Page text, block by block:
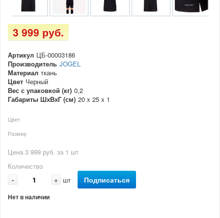
3 999 руб.
Артикул ЦБ-00003186
Производитель JOGEL
Материал ткань
Цвет Черный
Вес с упаковкой (кг) 0,2
Габариты ШхВхГ (см) 20 x 25 x 1
Цвет
Размер
Цена 3 999 руб. за 1 шт
Количество
- + шт Подписаться
Нет в наличии